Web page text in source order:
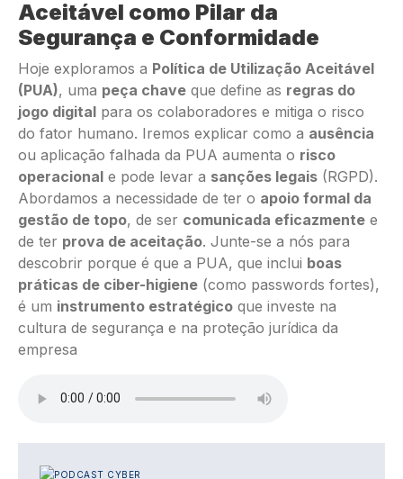
Aceitável como Pilar da
Segurança e Conformidade
Hoje exploramos a Política de Utilização Aceitável
(PUA), uma peça chave que define as regras do
jogo digital para os colaboradores e mitiga o risco
do fator humano. Iremos explicar como a ausência
ou aplicação falhada da PUA aumenta o risco
operacional e pode levar a sanções legais (RGPD).
Abordamos a necessidade de ter o apoio formal da
gestão de topo, de ser comunicada eficazmente e
de ter prova de aceitação. Junte-se a nós para
descobrir porque é que a PUA, que inclui boas
práticas de ciber-higiene (como passwords fortes),
é um instrumento estratégico que investe na
cultura de segurança e na proteção jurídica da
empresa
IMAGEM